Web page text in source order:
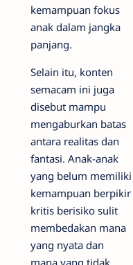
kemampuan fokus
anak dalam jangka
panjang.
Selain itu, konten
semacam ini juga
disebut mampu
mengaburkan batas
antara realitas dan
fantasi. Anak-anak
yang belum memiliki
kemampuan berpikir
kritis berisiko sulit
membedakan mana
yang nyata dan
mana yang tidak.